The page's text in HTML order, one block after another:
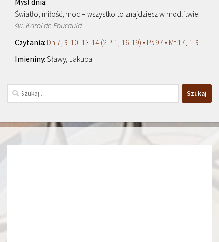
Światło, miłość, moc – wszystko to znajdziesz w modlitwie.
św. Karol de Foucauld
Dn 7, 9-10. 13-14 (2 P 1, 16-19) • Ps 97 • Mt 17, 1-9
Sławy, Jakuba
Szukaj: